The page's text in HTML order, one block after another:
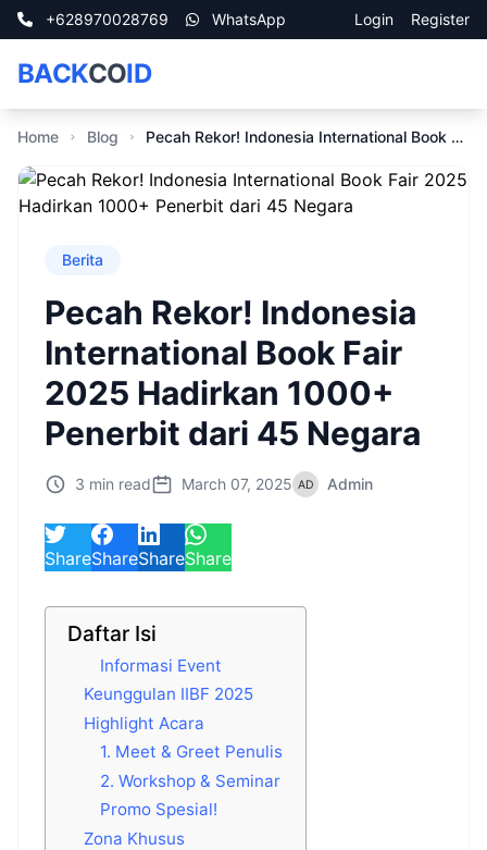
+628970028769 WhatsApp Login Register
BACKCOID
Home Blog Pecah Rekor! Indonesia International Book Fair 2025 Hadirkan 1000+ Penerbit dari 45 Negara
Berita
Pecah Rekor! Indonesia
International Book Fair
2025 Hadirkan 1000+
Penerbit dari 45 Negara
3 min read March 07, 2025 Admin
ShareShareShareShare
Daftar Isi
Informasi Event
Keunggulan IIBF 2025
Highlight Acara
1. Meet & Greet Penulis
2. Workshop & Seminar
Promo Spesial!
Zona Khusus